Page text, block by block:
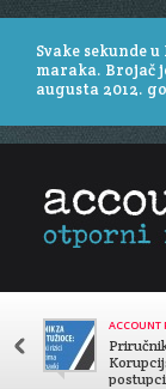
Svake sekunde
maraka. Brojač
augusta 2012.
ACCOUNT